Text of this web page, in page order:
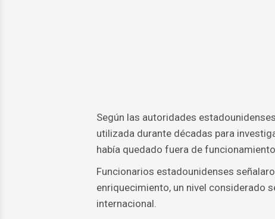
Según las autoridades
utilizada durante décadas para
había quedado fuera de
Funcionarios estadounidenses
enriquecimiento, un nivel considerado
internacional.